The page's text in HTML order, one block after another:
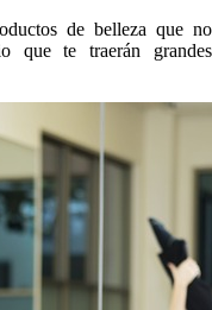
de belleza que no
que te traerán grandes